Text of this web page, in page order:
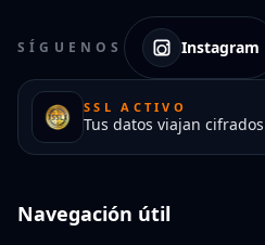
SÍGUENOS Instagram
SSL ACTIVO
Tus datos viajan
Navegación útil